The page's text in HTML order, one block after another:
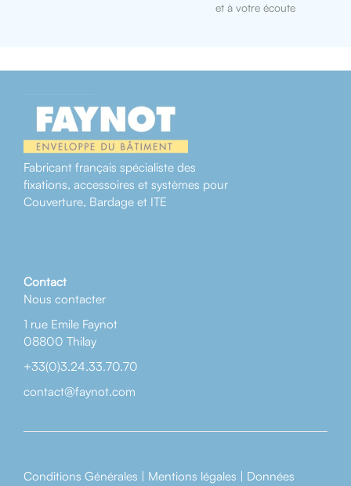
et à votre écoute
Fabricant français spécialiste des
fixations, accessoires et systèmes pour
Couverture, Bardage et ITE
Contact
Nous contacter
1 rue Emile Faynot
08800 Thilay
+33(0)3.24.33.70.70
contact@faynot.com
Conditions Générales | Mentions légales | Données